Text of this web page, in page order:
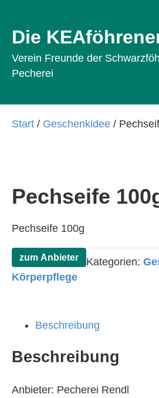
Die
Verein Freunde der
Pecherei
Start / Geschenkidee /
Pechseife
Pechseife 100g
zum Anbieter Kategorien:
Körperpflege
Beschreibung
Beschreibung
Anbieter: Pecherei Rendl